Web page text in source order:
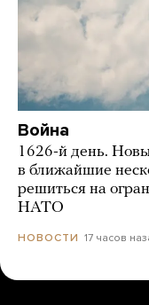
Война
1626-й день.
в ближайшие
решиться на
НАТО
НОВОСТИ 17 часов